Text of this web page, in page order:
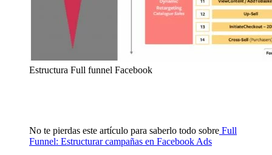
Estructura Full funnel Facebook
No te pierdas este artículo para saberlo todo sobre Full
Funnel: Estructurar campañas en Facebook Ads